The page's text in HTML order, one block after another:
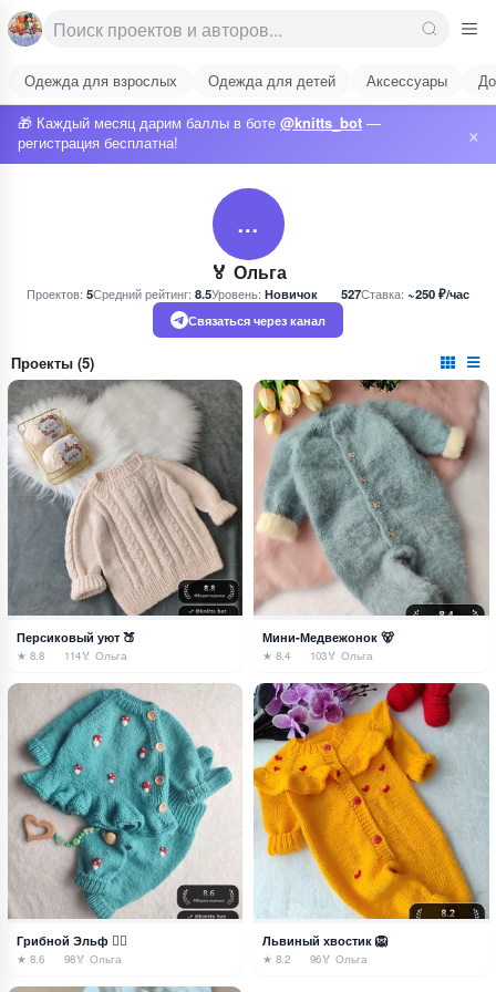
Одежда для взрослых Одежда для детей Аксессуары
🎁 Каждый месяц дарим баллы в боте @knitts_bot —
регистрация бесплатна!
×
…
🏅 Ольга
Проектов:5Средний рейтинг:8.5Уровень:Новичок 527Ставка: ~250 ₽/час
Связаться через канал
Проекты (5)
Персиковый уют 🍑
★ 8.8 114🏅 Ольга
Мини-Медвежонок 🐻
★ 8.4 103🏅 Ольга
Грибной Эльф 🧚‍♀️
★ 8.6 98🏅 Ольга
Львиный хвостик 🦁
★ 8.2 96🏅 Ольга